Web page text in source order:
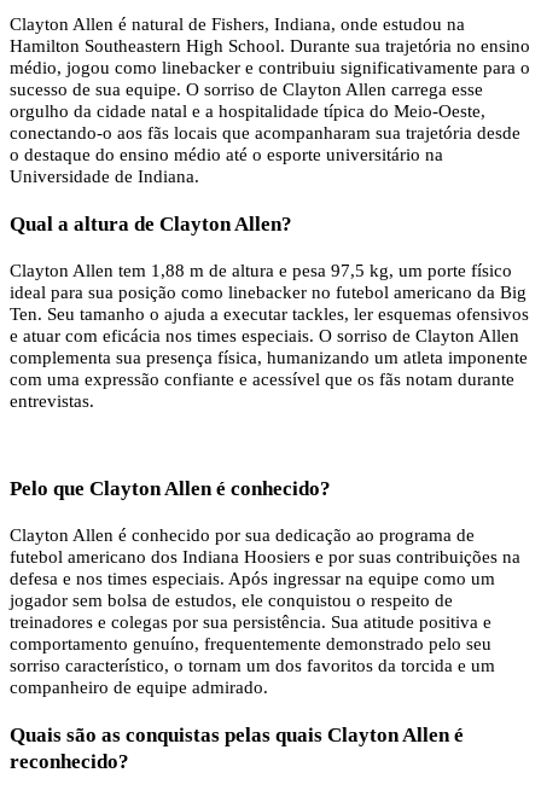
Clayton Allen é natural de Fishers, Indiana, onde estudou na
Hamilton Southeastern High School. Durante sua trajetória no ensino
médio, jogou como linebacker e contribuiu significativamente para o
sucesso de sua equipe. O sorriso de Clayton Allen carrega esse
orgulho da cidade natal e a hospitalidade típica do Meio-Oeste,
conectando-o aos fãs locais que acompanharam sua trajetória desde
o destaque do ensino médio até o esporte universitário na
Universidade de Indiana.
Qual a altura de Clayton Allen?
Clayton Allen tem 1,88 m de altura e pesa 97,5 kg, um porte físico
ideal para sua posição como linebacker no futebol americano da Big
Ten. Seu tamanho o ajuda a executar tackles, ler esquemas ofensivos
e atuar com eficácia nos times especiais. O sorriso de Clayton Allen
complementa sua presença física, humanizando um atleta imponente
com uma expressão confiante e acessível que os fãs notam durante
entrevistas.
Pelo que Clayton Allen é conhecido?
Clayton Allen é conhecido por sua dedicação ao programa de
futebol americano dos Indiana Hoosiers e por suas contribuições na
defesa e nos times especiais. Após ingressar na equipe como um
jogador sem bolsa de estudos, ele conquistou o respeito de
treinadores e colegas por sua persistência. Sua atitude positiva e
comportamento genuíno, frequentemente demonstrado pelo seu
sorriso característico, o tornam um dos favoritos da torcida e um
companheiro de equipe admirado.
Quais são as conquistas pelas quais Clayton Allen é
reconhecido?